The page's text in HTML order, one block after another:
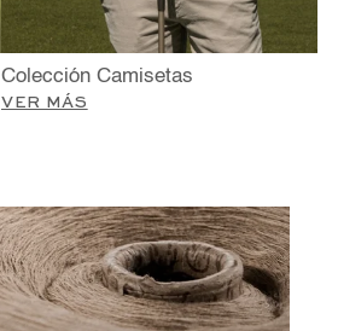
Colección Camisetas
VER MÁS